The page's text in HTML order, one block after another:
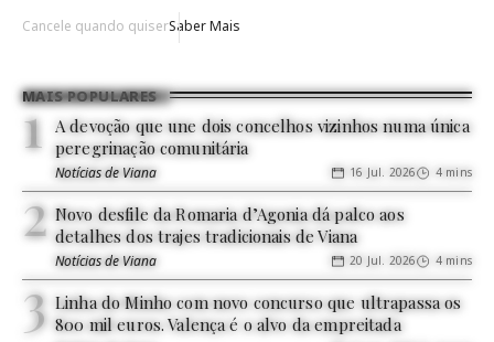
Cancele quando quiserSaber Mais
MAIS POPULARES
A devoção que une dois concelhos vizinhos numa única
peregrinação comunitária
Notícias de Viana 16 Jul. 2026 4 mins
Novo desfile da Romaria d’Agonia dá palco aos
detalhes dos trajes tradicionais de Viana
Notícias de Viana 20 Jul. 2026 4 mins
Linha do Minho com novo concurso que ultrapassa os
800 mil euros. Valença é o alvo da empreitada